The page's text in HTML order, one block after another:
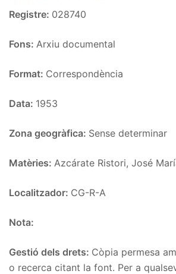
Registre: 028740
Fons: Arxiu documental
Format: Correspondència
Data: 1953
Zona geogràfica: Sense determinar
Matèries: Azcárate Ristori, José
Localitzador: CG-R-A
Nota:
Gestió dels drets: Còpia permesa
o recerca citant la font. Per a